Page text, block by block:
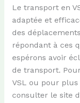
Le transport en
adaptée et
des
répondant à ces
espérons avoir
de transport.
VSL ou pour plus
consulter le site